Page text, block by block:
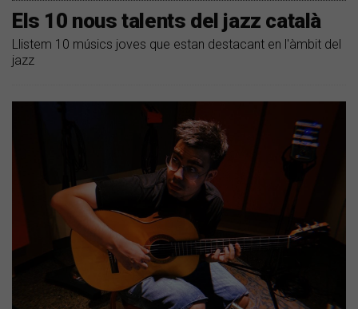
Els 10 nous talents del jazz català
Llistem 10 músics joves que estan destacant en l'àmbit del
jazz